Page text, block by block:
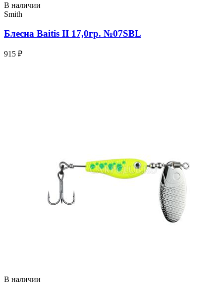
В наличии
Smith
Блесна Baitis II 17,0гр. №07SBL
915 ₽
В наличии